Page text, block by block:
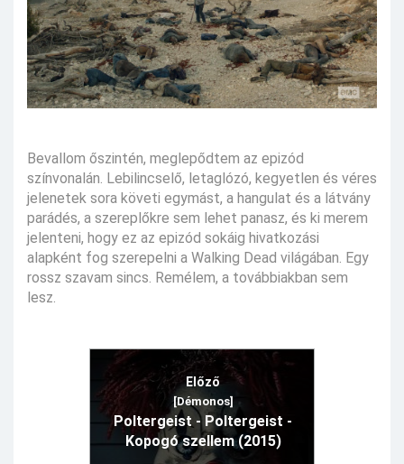
Bevallom őszintén, meglepődtem az epizód
színvonalán. Lebilincselő, letaglózó, kegyetlen és véres
jelenetek sora követi egymást, a hangulat és a látvány
parádés, a szereplőkre sem lehet panasz, és ki merem
jelenteni, hogy ez az epizód sokáig hivatkozási
alapként fog szerepelni a Walking Dead világában. Egy
rossz szavam sincs. Remélem, a továbbiakban sem
lesz.
Előző
[Démonos]
Poltergeist - Poltergeist -
Kopogó szellem (2015)